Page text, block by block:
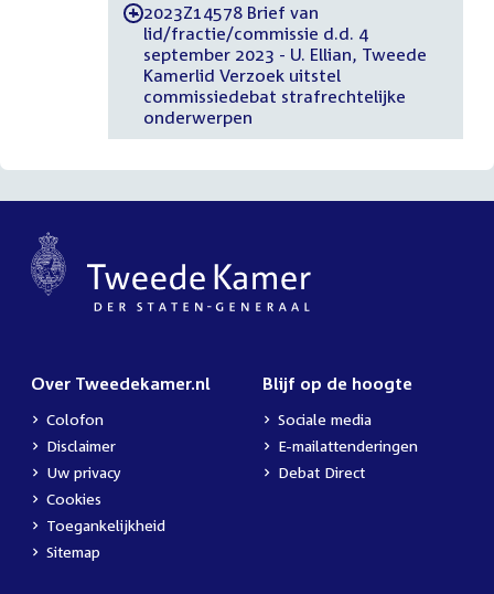
-2023Z14578 Brief van
lid/fractie/commissie d.d. 4
september 2023 - U. Ellian, Tweede
Kamerlid Verzoek uitstel
commissiedebat strafrechtelijke
onderwerpen
Over Tweedekamer.nl
Colofon
Disclaimer
Uw privacy
Cookies
Toegankelijkheid
Sitemap
Blijf op de hoogte
Sociale media
E-mailattenderingen
Debat Direct